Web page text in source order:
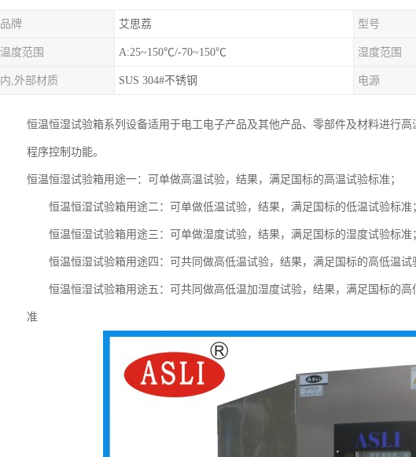
品牌 艾思荔 型号
温度范围 A:25~150℃/-70~150℃ 湿度范围
内,外部材质 SUS 304#不锈钢 电源
恒温恒湿试验箱系列设备适用于电工电子产品及其他产品、零部件及材料进行
程序控制功能。
恒温恒湿试验箱用途一：可单做高温试验，结果，满足国标的高温试验标准；
恒温恒湿试验箱用途二：可单做低温试验，结果，满足国标的低温试验标准
恒温恒湿试验箱用途三：可单做湿度试验，结果，满足国标的湿度试验标准
恒温恒湿试验箱用途四：可共同做高低温试验，结果，满足国标的高低温试
恒温恒湿试验箱用途五：可共同做高低温加湿度试验，结果，满足国标的高
准